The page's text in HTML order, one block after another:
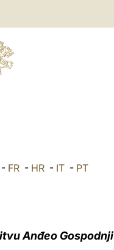
FR- HR- IT- PT
Anđeo Gospodnji